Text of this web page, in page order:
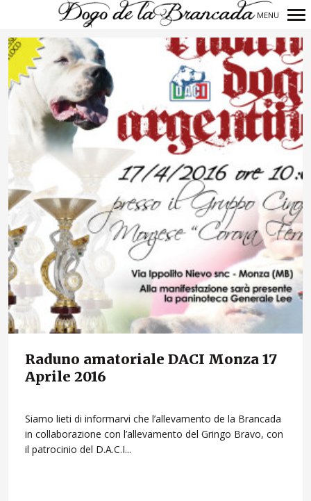
Navigazione
principale
MENU
Raduno amatoriale DACI Monza 17
Aprile 2016
Siamo lieti di informarvi che l’allevamento de la Brancada
in collaborazione con l’allevamento del Gringo Bravo, con
il patrocinio del D.A.C.I...